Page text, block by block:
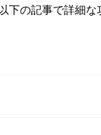
下の記事で詳細な